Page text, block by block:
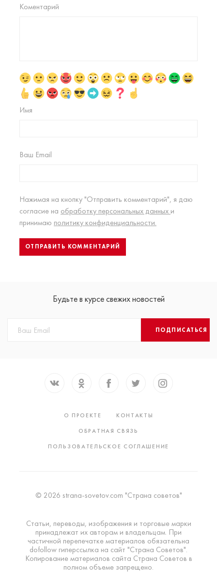
Коментарий
Имя
Ваш Email
Нажимая на кнопку "Отправить комментарий", я даю
согласие на обработку персональных данных и
принимаю политику конфиденциальности.
Будьте в курсе свежих новостей
ПОДПИСАТЬСЯ
О ПРОЕКТЕ
КОНТАКТЫ
ОБРАТНАЯ СВЯЗЬ
ПОЛЬЗОВАТЕЛЬСКОЕ СОГЛАШЕНИЕ
© 2026 strana-sovetov.com "Страна советов"
Статьи, переводы, изображения и торговые марки
принадлежат их авторам и владельцам. При
частичной перепечатке материалов обязательна
dofollow гиперссылка на сайт "Страна Советов".
Копирование материалов сайта Страна Советов в
полном объеме запрещено.